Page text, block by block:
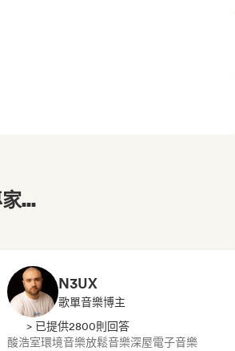
...
N3UX
歌單音樂博主
> 已提供2800則回答
酸浩室環境音樂放鬆音樂深屋電子音樂